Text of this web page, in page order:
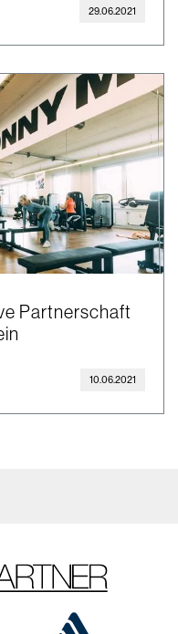
29.06.2021
Partnerschaft
10.06.2021